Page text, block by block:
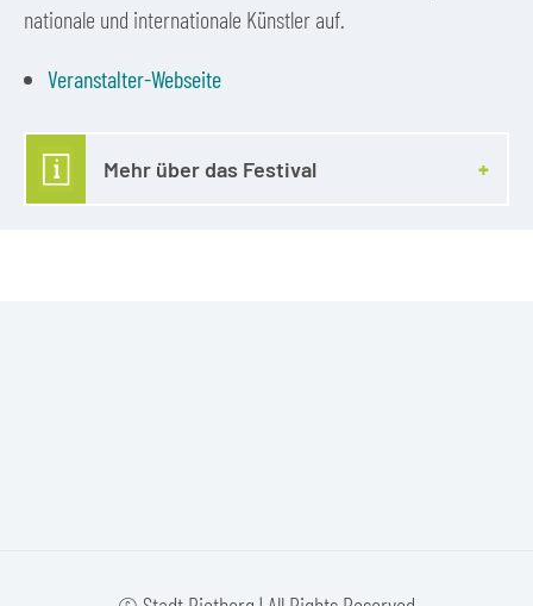
nationale und internationale Künstler auf.
Veranstalter-Webseite
Mehr über das Festival